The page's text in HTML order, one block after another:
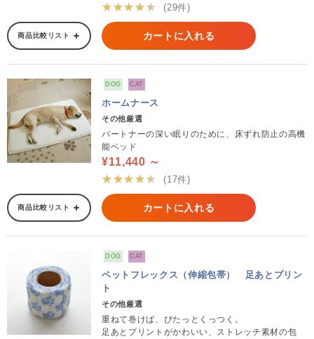
★★★★★
(29件)
商品比較リスト カートに入れる
DOG CAT
ホームナース
その他厳選
パートナーの深い眠りのために、床ずれ防止の高機
能ベッド
¥11,440 ～
★★★★★
(17件)
商品比較リスト カートに入れる
DOG CAT
ペットフレックス（伸縮包帯） 足あとプリン
ト
その他厳選
重ねて巻けば、ぴたっとくっつく。
足あとプリントがかわいい、ストレッチ素材の包